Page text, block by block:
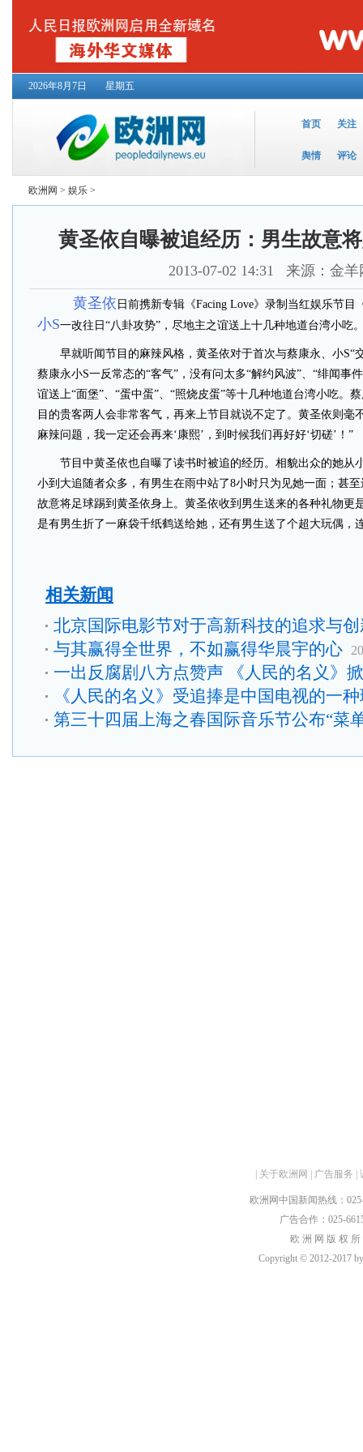
2026年8月7日 星期五
首页 关注
舆情 评论
欧洲网 > 娱乐 >
黄圣依自曝被追经历：男生故意
2013-07-02 14:31
来源：金羊
黄圣依 日前携新专辑《Facing Love》录制当红娱乐节目
小S一改往日“八卦攻势”，尽地主之谊送上十几种地道台湾小吃
早就听闻节目的麻辣风格，黄圣依对于首次与蔡康永、小S“
蔡康永小S一反常态的“客气”，没有问太多“解约风波”、“绯闻事
谊送上“面堡”、“蛋中蛋”、“照烧皮蛋”等十几种地道台湾小吃。
目的贵客两人会非常客气，再来上节目就说不定了。黄圣依则毫
麻辣问题，我一定还会再来‘康熙’，到时候我们再好好‘切磋’！”
节目中黄圣依也自曝了读书时被追的经历。相貌出众的她从
小到大追随者众多，有男生在雨中站了8小时只为见她一面；甚
故意将足球踢到黄圣依身上。黄圣依收到男生送来的各种礼物更
是有男生折了一麻袋千纸鹤送给她，还有男生送了个超大玩偶，
相关新闻
北京国际电影节对于高新科技的追求与
与其赢得全世界，不如赢得华晨宇的心
一出反腐剧八方点赞声 《人民的名义》
《人民的名义》受追捧是中国电视的一
第三十四届上海之春国际音乐节公布“菜
关于欧洲网 广告服务
欧洲网中国新闻热线：
广告合作：025-
欧 洲 网 版 权
Copyright © 2012-2017